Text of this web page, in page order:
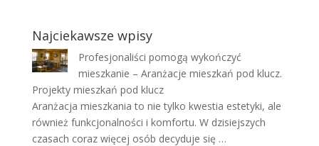
Najciekawsze wpisy
Profesjonaliści pomogą wykończyć
mieszkanie – Aranżacje mieszkań pod klucz.
Projekty mieszkań pod klucz
Aranżacja mieszkania to nie tylko kwestia estetyki, ale
również funkcjonalności i komfortu. W dzisiejszych
czasach coraz więcej osób decyduje się …